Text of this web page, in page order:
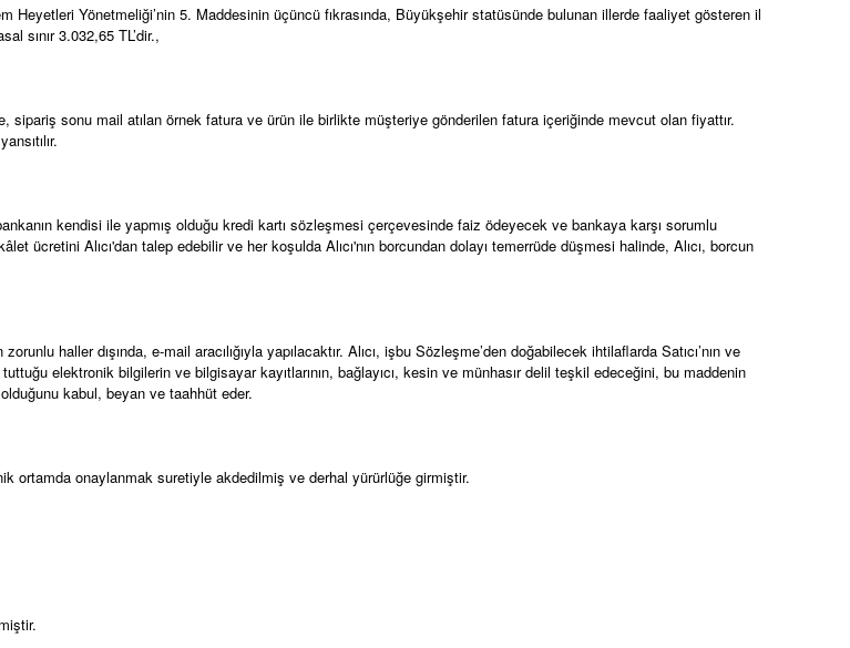
Heyetleri Yönetmeliği’nin 5. Maddesinin üçüncü fıkrasında, Büyükşehir statüsünde bulunan illerde faaliyet gösteren il
sınır 3.032,65 TL’dir.,
sonu mail atılan örnek fatura ve ürün ile birlikte müşteriye gönderilen fatura içeriğinde mevcut olan fiyattır.
kendisi ile yapmış olduğu kredi kartı sözleşmesi çerçevesinde faiz ödeyecek ve bankaya karşı sorumlu
ücretini Alıcı'dan talep edebilir ve her koşulda Alıcı'nın borcundan dolayı temerrüde düşmesi halinde, Alıcı, borcun
haller dışında, e-mail aracılığıyla yapılacaktır. Alıcı, işbu Sözleşme’den doğabilecek ihtilaflarda Satıcı’nın ve
elektronik bilgilerin ve bilgisayar kayıtlarının, bağlayıcı, kesin ve münhasır delil teşkil edeceğini, bu maddenin
kabul, beyan ve taahhüt eder.
ortamda onaylanmak suretiyle akdedilmiş ve derhal yürürlüğe girmiştir.